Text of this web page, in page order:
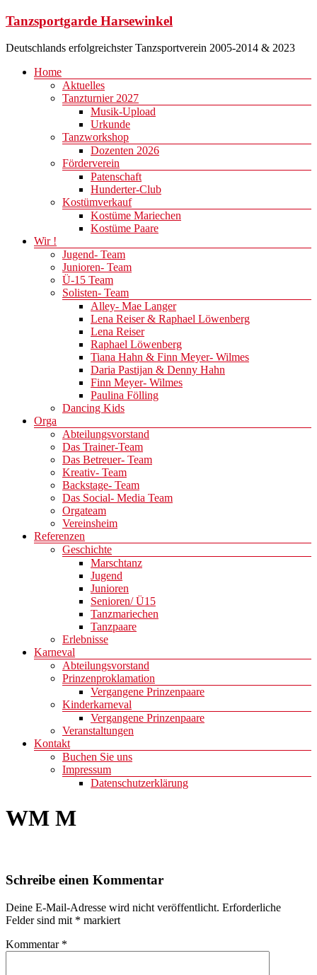
Zum
springen
Tanzsportgarde Harsewinkel
Deutschlands erfolgreichster Tanzsportverein 2005-2014 & 2023
Menü
Home
Aktuelles
Tanzturnier 2027
Musik-Upload
Urkunde
Tanzworkshop
Dozenten 2026
Förderverein
Patenschaft
Hunderter-Club
Kostümverkauf
Kostüme Mariechen
Kostüme Paare
Wir !
Jugend- Team
Junioren- Team
Ü-15 Team
Solisten- Team
Alley- Mae Langer
Lena Reiser & Raphael Löwenberg
Lena Reiser
Raphael Löwenberg
Tiana Hahn & Finn Meyer- Wilmes
Daria Pastijan & Denny Hahn
Finn Meyer- Wilmes
Paulina Fölling
Dancing Kids
Orga
Abteilungsvorstand
Das Trainer-Team
Das Betreuer- Team
Kreativ- Team
Backstage- Team
Das Social- Media Team
Orgateam
Vereinsheim
Referenzen
Geschichte
Marschtanz
Jugend
Junioren
Senioren/ Ü15
Tanzmariechen
Tanzpaare
Erlebnisse
Karneval
Abteilungsvorstand
Prinzenproklamation
Vergangene Prinzenpaare
Kinderkarneval
Vergangene Prinzenpaare
Veranstaltungen
Kontakt
Buchen Sie uns
Impressum
Datenschutzerklärung
WM M
Schreibe einen Kommentar
Deine E-Mail-Adresse wird nicht veröffentlicht. Erforderliche
Felder sind mit * markiert
Kommentar *